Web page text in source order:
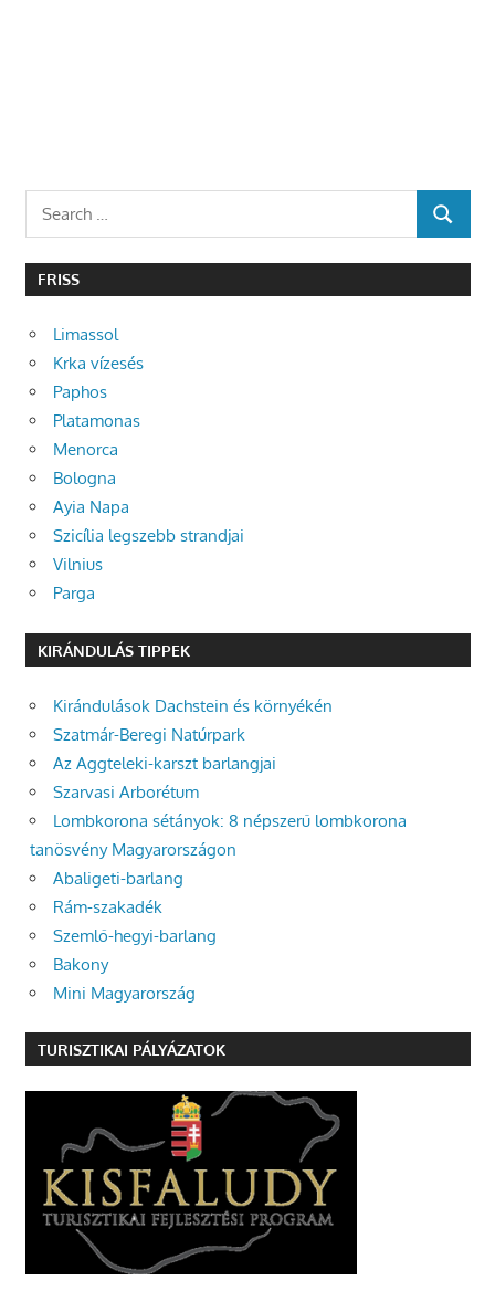
Search
for:
SEARCH
FRISS
Limassol
Krka vízesés
Paphos
Platamonas
Menorca
Bologna
Ayia Napa
Szicília legszebb strandjai
Vilnius
Parga
KIRÁNDULÁS TIPPEK
Kirándulások Dachstein és környékén
Szatmár-Beregi Natúrpark
Az Aggteleki-karszt barlangjai
Szarvasi Arborétum
Lombkorona sétányok: 8 népszerű lombkorona
tanösvény Magyarországon
Abaligeti-barlang
Rám-szakadék
Szemlő-hegyi-barlang
Bakony
Mini Magyarország
TURISZTIKAI PÁLYÁZATOK